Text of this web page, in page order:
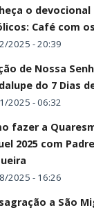
o devocional
Café com
2025 - 20:39
de Nossa
do 7 Dias
2025 - 06:32
fazer a
2025 com
2025 - 16:26
a São